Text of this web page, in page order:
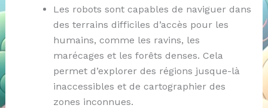
Les robots sont capables de naviguer dans
des terrains difficiles d’accès pour les
humains, comme les ravins, les
marécages et les forêts denses. Cela
permet d’explorer des régions jusque-là
inaccessibles et de cartographier des
zones inconnues.